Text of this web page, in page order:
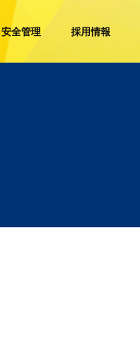
安全管理 採用情報